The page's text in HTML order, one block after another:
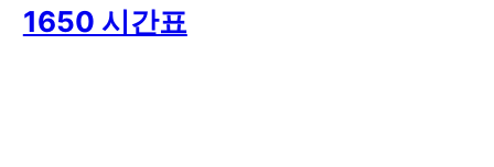
1650 시간표